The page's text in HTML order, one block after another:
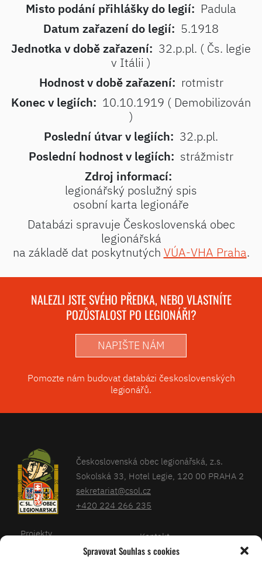
Spravovat Souhlas s cookies
Misto podání přihlášky do legií: Padula
Datum zařazení do legií: 5.1918
Jednotka v době zařazení: 32.p.pl. ( Čs. legie
v Itálii )
Hodnost v době zařazení: rotmistr
Konec v legiích: 10.10.1919 ( Demobilizován
)
Poslední útvar v legiích: 32.p.pl.
Poslední hodnost v legiích: strážmistr
Zdroj informací:
legionářský poslužný spis
osobní karta legionáře
Databázi spravuje Československá obec
legionářská
na základě dat poskytnutých VÚA-VHA Praha.
NALEZLI JSTE SVÉHO PŘEDKA, NEBO VLASTNÍTE
POZŮSTALOST PO LEGIONÁŘI?
NAPIŠTE NÁM
Pomozte nám budovat databázi československých
legionářů.
Československá obec legionářská, z.s.
Sokolská 33, Hotel Legie, 120 00 PRAHA 2
sekretariat@csol.cz
+420 224 266 235
Projekty
Kontakt
Databáze legionářů